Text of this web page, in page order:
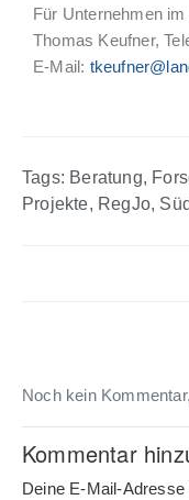
Für Unternehmen
Thomas Keufner,
E-Mail:
Tags: Beratung,
Projekte, RegJo,
Noch kein
Kommentar
Deine E-Mail-